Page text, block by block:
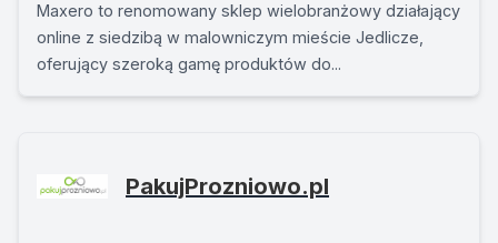
Maxero to renomowany sklep wielobranżowy działający
online z siedzibą w malowniczym mieście Jedlicze,
oferujący szeroką gamę produktów do...
PakujProzniowo.pl